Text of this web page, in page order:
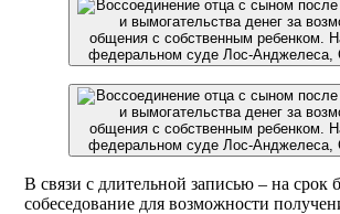
В связи с длительной записью – на срок
собеседование для возможности